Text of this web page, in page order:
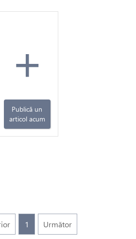
+
Publică un
articol acum
1 Următor